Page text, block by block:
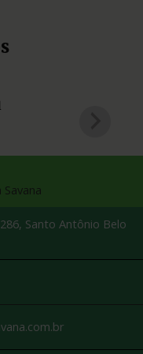
Santo Antônio Belo